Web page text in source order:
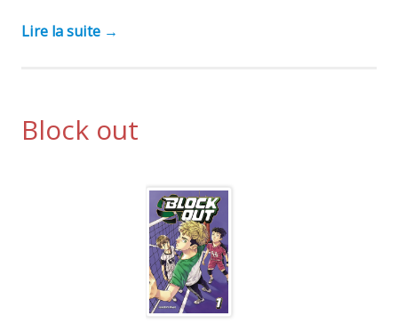
Lire la suite →
Block out